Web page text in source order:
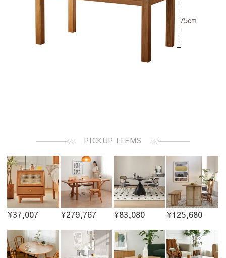
PICKUP ITEMS
¥37,007 ¥279,767 ¥83,080 ¥125,680